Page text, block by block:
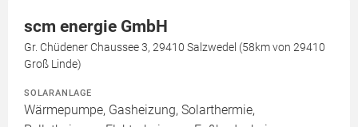
scm energie GmbH
Gr. Chüdener Chaussee 3, 29410 Salzwedel (58km von 29410
Groß Linde)
SOLARANLAGE
Wärmepumpe, Gasheizung, Solarthermie,